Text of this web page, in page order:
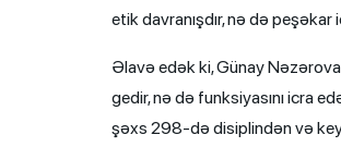
etik davranışdır, nə də peşəkar
Əlavə edək ki, Günay
gedir, nə də funksiyasını icra
şəxs 298-də disiplindən və